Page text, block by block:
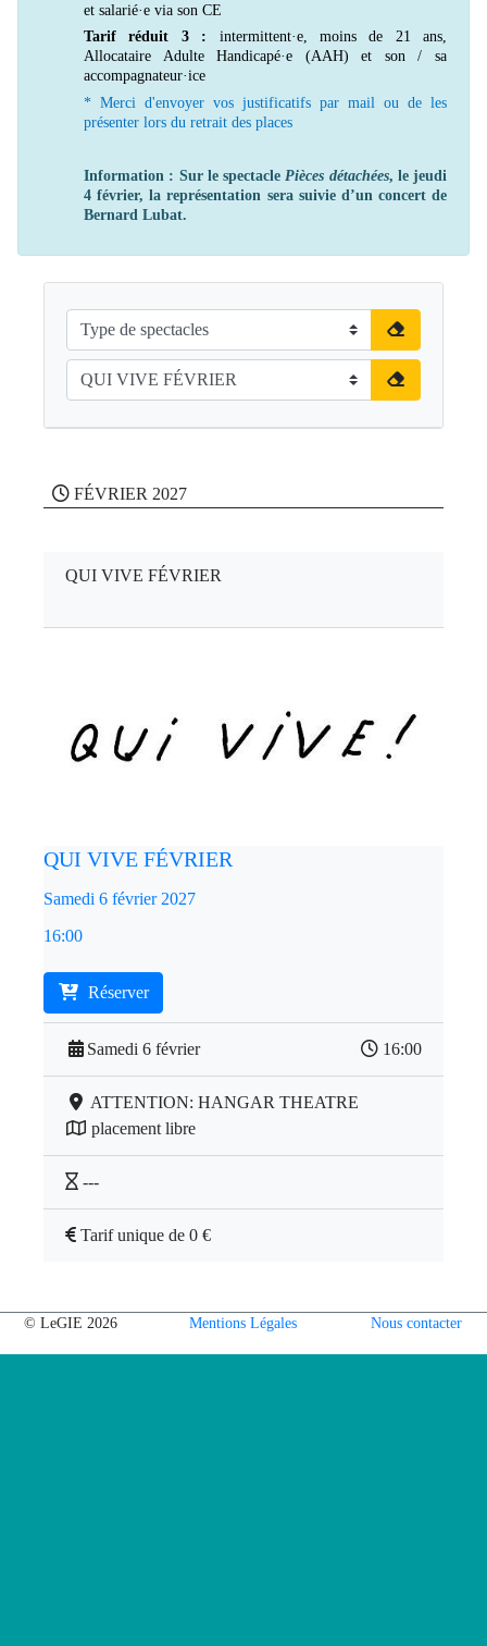
et salarié·e via son CE
Tarif réduit 3 : intermittent·e, moins de 21 ans,
Allocataire Adulte Handicapé·e (AAH) et son / sa
accompagnateur·ice
* Merci d'envoyer vos justificatifs par mail ou de les
présenter lors du retrait des places
Information : Sur le spectaclePièces détachées, le jeudi
4 février, la représentation sera suivie d’un concert de
Bernard Lubat.
FÉVRIER 2027
QUI VIVE FÉVRIER
QUI VIVE FÉVRIER
Samedi 6 février 2027
16:00
Réserver
Samedi 6 février 16:00
ATTENTION: HANGAR THEATRE
placement libre
---
Tarif unique de 0 €
© LeGIE 2026 Mentions Légales Nous contacter